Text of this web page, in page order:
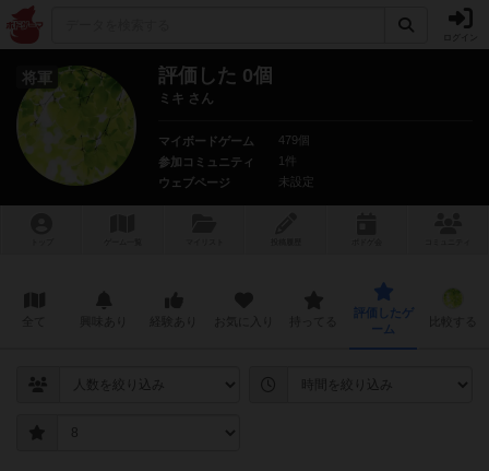
将軍 評価した 0個
ミキ さん
マイボードゲーム
479個
参加コミュニティ
1件
ウェブページ
未設定
評価したゲ
ーム